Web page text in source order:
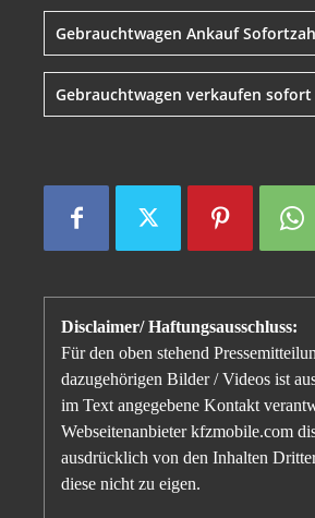
Gebrauchtwagen Ankauf
Gebrauchtwagen verkaufen sofort
Disclaimer/ Haftungsausschluss:
Für den oben stehend
dazugehörigen Bilder / Videos ist
im Text angegebene Kontakt
Webseitenanbieter kfzmobile.com
ausdrücklich von den Inhalten
diese nicht zu eigen.